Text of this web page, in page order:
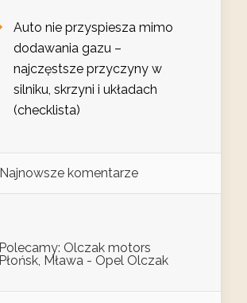
Auto nie przyspiesza mimo
dodawania gazu –
najczęstsze przyczyny w
silniku, skrzyni i układach
(checklista)
Najnowsze komentarze
Polecamy: Olczak motors
Płońsk, Mława - Opel Olczak